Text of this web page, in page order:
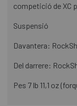
competició de XC
Suspensió
Davantera:
Del darrere:
Pes 7 lb 11,1 oz